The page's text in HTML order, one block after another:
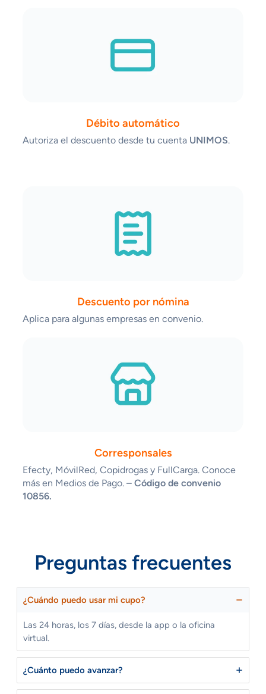
Débito automático
Autoriza el descuento desde tu cuenta UNIMOS.
Descuento por nómina
Aplica para algunas empresas en convenio.
Corresponsales
Efecty, MóvilRed, Copidrogas y FullCarga. Conoce
más en Medios de Pago. – Código de convenio
10856.
Preguntas frecuentes
¿Cuándo puedo usar mi cupo?
Las 24 horas, los 7 días, desde la app o la oficina
virtual.
¿Cuánto puedo avanzar?